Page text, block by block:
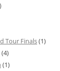
Tour Finals(1)
(4)
(1)